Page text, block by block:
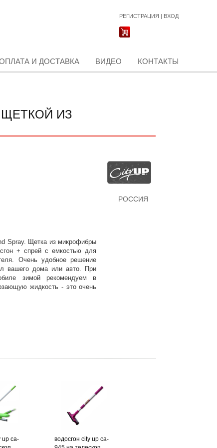
РЕГИСТРАЦИЯ | ВХОД
И ДОСТАВКА ВИДЕО КОНТАКТЫ
ЩЕТКОЙ ИЗ
Spray. Щетка из микрофибры
+ спрей с емкостью для
Очень удобное решение
вашего дома или авто. При
зимой рекомендуем в
жидкость - это очень
РОССИЯ
up ca-
водосгон city up ca-